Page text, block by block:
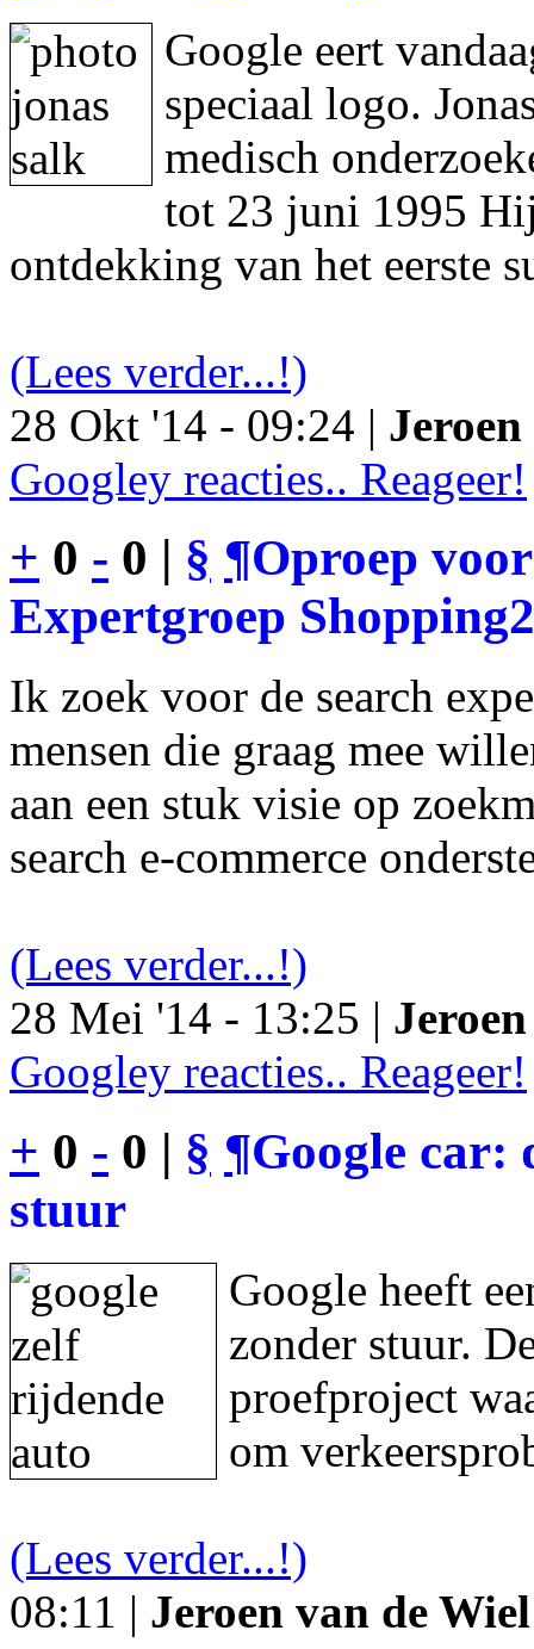
Google eert
speciaal logo.
medisch
tot 23 juni 1995
ontdekking van het eerste
(Lees verder...!)
28 Okt '14 - 09:24 |
Googley reacties.. Reageer!
+ 0 - 0 | § ¶Oproep
Expertgroep
Ik zoek voor de search
mensen die graag mee
aan een stuk visie op
search e-commerce
(Lees verder...!)
28 Mei '14 - 13:25 |
Googley reacties.. Reageer!
+ 0 - 0 | § ¶Google car:
stuur
Google heeft
zonder stuur.
proefproject
om
(Lees verder...!)
08:11 | Jeroen van de Wiel